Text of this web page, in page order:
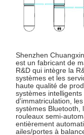
Porte de barrière
Tourniquet de
Parties de portes
Machine de
Contrôle d'accès
Shenzhen
est un fabricant de
R&D qui intègre la
systèmes et les
haute qualité de
systèmes
d'immatriculation,
systèmes Bluetooth,
rouleaux semi-
entièrement
ailes/portes à